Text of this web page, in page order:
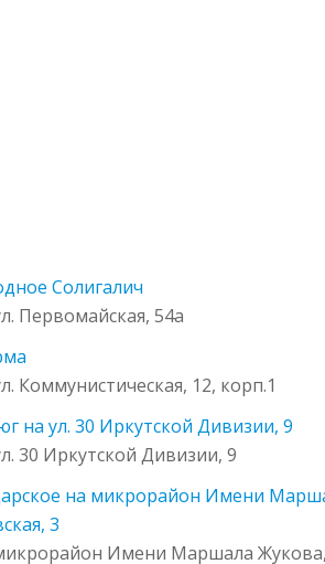
Солигалич
Первомайская, 54а
Коммунистическая, 12, корп.1
на ул. 30 Иркутской Дивизии, 9
30 Иркутской Дивизии, 9
на микрорайон Имени
3
Имени Маршала Жукова,